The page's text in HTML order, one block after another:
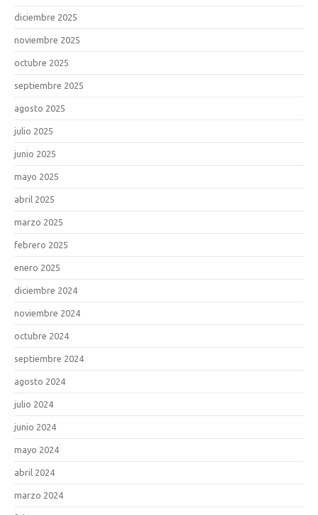
diciembre 2025
noviembre 2025
octubre 2025
septiembre 2025
agosto 2025
julio 2025
junio 2025
mayo 2025
abril 2025
marzo 2025
febrero 2025
enero 2025
diciembre 2024
noviembre 2024
octubre 2024
septiembre 2024
agosto 2024
julio 2024
junio 2024
mayo 2024
abril 2024
marzo 2024